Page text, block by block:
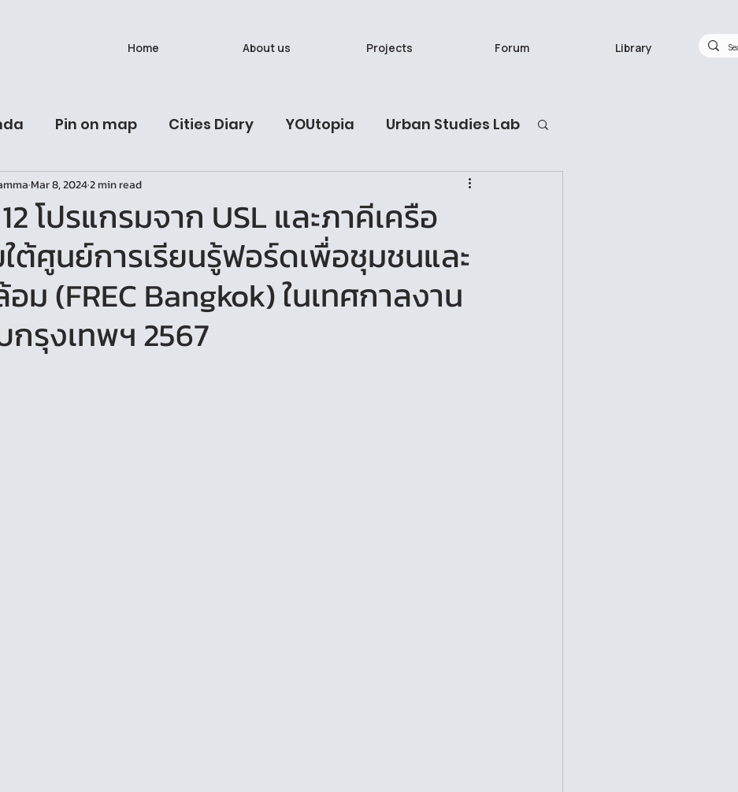
Home About us Projects Forum Library
Pin on map Cities Diary YOUtopia Urban Studies Lab
Latest Post
วรรณวาน (Onewas) Ban Bat: A Living Breath
โปรแกรมจาก USL และภาคีเครือ
ต้ศูนย์การเรียนรู้ฟอร์ดเพื่อชุมชนและ
ม (FREC Bangkok) ในเทศกาลงาน
รุงเทพฯ 2567
Mar 8, 20242 min read